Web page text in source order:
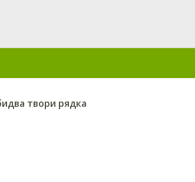
твори рядка